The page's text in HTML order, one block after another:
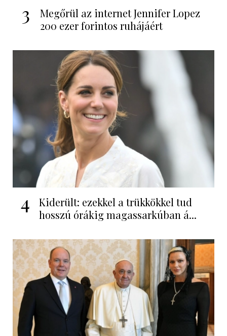
3
Megőrül az internet Jennifer Lopez
200 ezer forintos ruhájáért
4
Kiderült: ezekkel a trükkökkel tud
hosszú órákig magassarkúban á...